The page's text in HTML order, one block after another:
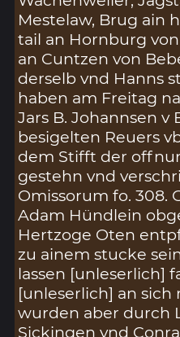
Mestelaw, Brug ain
tail an Hornburg
an Cuntzen von
derselb vnd Hanns
haben am Freitag
Jars B. Johannsen v
besigelten Reuers
dem Stifft der
gestehn vnd
Omissorum fo. 308.
Adam Hündlein
Hertzoge Oten
zu ainem stucke
lassen [unleserlich]
[unleserlich] an
wurden aber durch
Sickingen vnd